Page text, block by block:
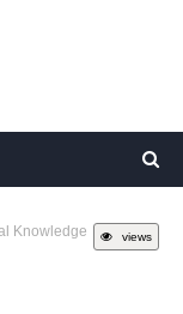
views
Knowledge